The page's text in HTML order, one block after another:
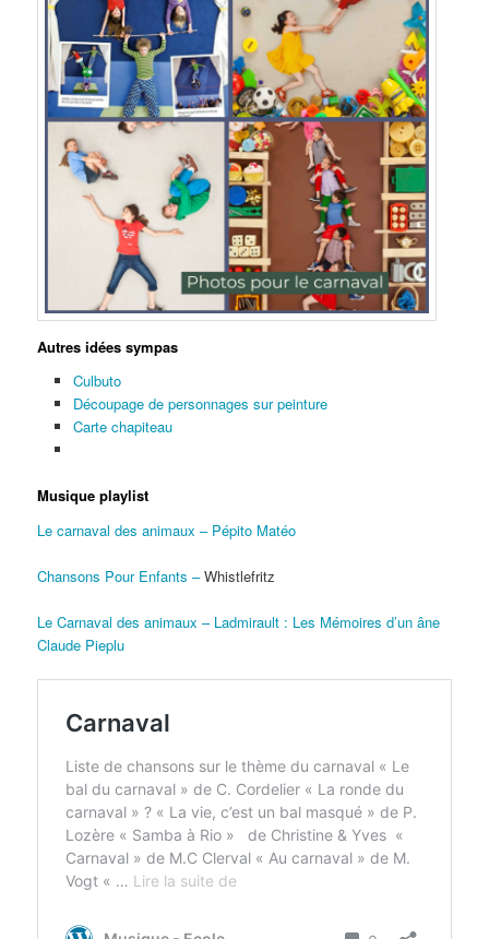
Autres idées sympas
Culbuto
Découpage de personnages sur peinture
Carte chapiteau
Musique playlist
Le carnaval des animaux – Pépito Matéo
Chansons Pour Enfants –Whistlefritz
Le Carnaval des animaux – Ladmirault : Les Mémoires d’un âne
Claude Pieplu